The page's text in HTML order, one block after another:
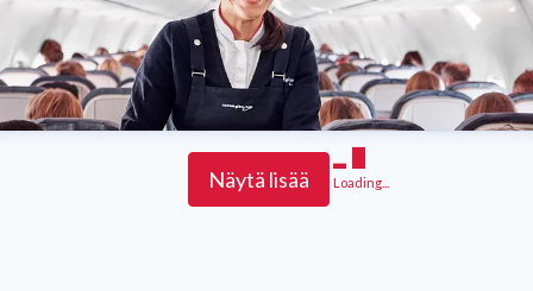
Näytä lisää Loading...